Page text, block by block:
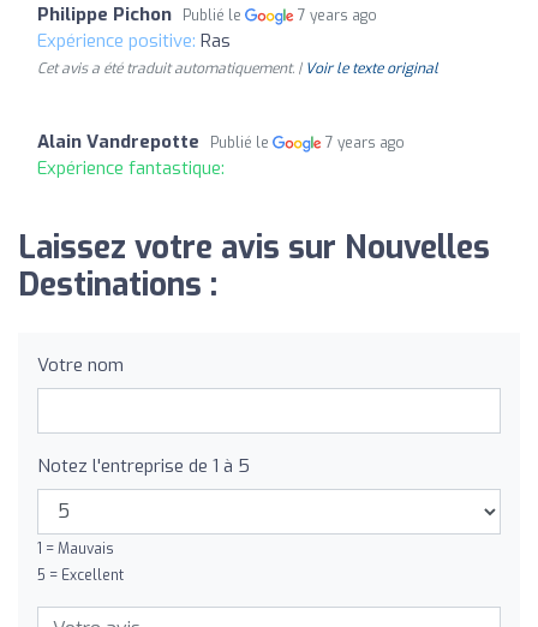
Philippe Pichon Publié le 7 years ago
Expérience positive: Ras
Cet avis a été traduit automatiquement. | Voir le texte original
Alain Vandrepotte Publié le 7 years ago
Expérience fantastique:
Laissez votre avis sur Nouvelles
Destinations :
Votre nom
Notez l'entreprise de 1 à 5
1 = Mauvais
5 = Excellent